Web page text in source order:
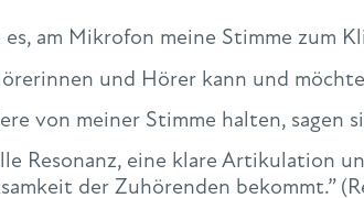
es, am Mikrofon meine Stimme zum
und Hörer kann und
von meiner Stimme halten, sagen
Resonanz, eine klare Artikulation
der Zuhörenden bekommt.”